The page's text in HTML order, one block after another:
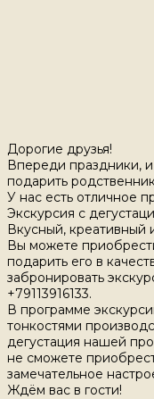
Дорогие друзья!
Впереди праздники, и
подарить
У нас есть отличное
Экскурсия с
Вкусный,
Вы можете
подарить его в
забронировать
+79113916133.
В программе
тонкостями
дегустация нашей
не сможете
замечательное
Ждём вас в гости!